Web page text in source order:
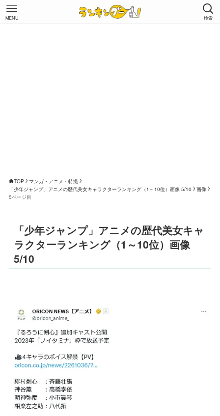
検索
MENU
TOP
マンガ・アニメ・特撮
「少年ジャンプ」アニメの歴代美女キャラクターランキング（1～10位）画像 5/10
画像
5ページ目
「少年ジャンプ」アニメの歴代美女キャ
ラクターランキング（1～10位）画像
5/10